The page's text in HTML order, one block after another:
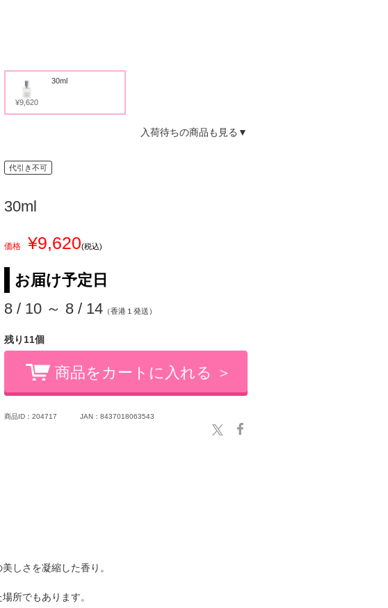
¥9,620
30ml
入荷待ちの商品も見る▼
代引き不可
30ml
価格 ¥9,620(税込)
お届け予定日
8 / 10 ～ 8 / 14 （香港１発送）
残り11個
商品をカートに入れる ＞
商品ID：204717 JAN：8437018063543
しさを凝縮した香り。
所でもあります。